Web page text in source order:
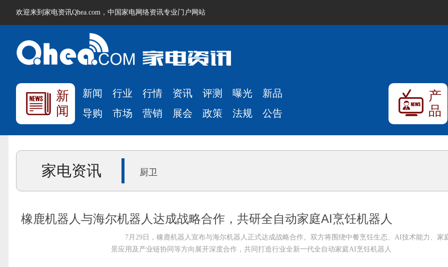
欢迎来到家电资讯Qhea.com，中国家电网络资讯专业门户网站
新
闻
新闻 行业 行情 资讯 评测 曝光
新品
导购
市场 营销 展会 政策 法规 公告
产
品
家电资讯 厨卫
橡鹿机器人与海尔机器人达成战略合作，共研全自动家庭AI烹饪机器人
7月29日，橡鹿机器人宣布与海尔机器人正式达成战略合作。双方将围绕中餐烹饪生态、AI技术能力、家
景应用及产业链协同等方向展开深度合作，共同打造行业全新一代全自动家庭AI烹饪机器人